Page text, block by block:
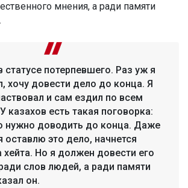
мнения, а ради памяти
статусе потерпевшего. Раз уж я
хочу довести дело до конца. Я
и сам ездил по всем
казахов есть такая поговорка:
нужно доводить до конца. Даже
оставлю это дело, начнется
хейта. Но я должен довести его
слов людей, а ради памяти
он.